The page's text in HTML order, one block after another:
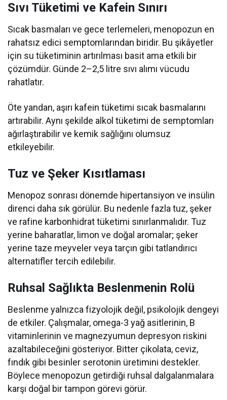
Sıvı Tüketimi ve Kafein Sınırı
Sıcak basmaları ve gece terlemeleri, menopozun en
rahatsız edici semptomlarından biridir. Bu şikâyetler
için su tüketiminin artırılması basit ama etkili bir
çözümdür. Günde 2–2,5 litre sıvı alımı vücudu
rahatlatır.
Öte yandan, aşırı kafein tüketimi sıcak basmalarını
artırabilir. Aynı şekilde alkol tüketimi de semptomları
ağırlaştırabilir ve kemik sağlığını olumsuz
etkileyebilir.
Tuz ve Şeker Kısıtlaması
Menopoz sonrası dönemde hipertansiyon ve insülin
direnci daha sık görülür. Bu nedenle fazla tuz, şeker
ve rafine karbonhidrat tüketimi sınırlanmalıdır. Tuz
yerine baharatlar, limon ve doğal aromalar; şeker
yerine taze meyveler veya tarçın gibi tatlandırıcı
alternatifler tercih edilebilir.
Ruhsal Sağlıkta Beslenmenin Rolü
Beslenme yalnızca fizyolojik değil, psikolojik dengeyi
de etkiler. Çalışmalar, omega-3 yağ asitlerinin, B
vitaminlerinin ve magnezyumun depresyon riskini
azaltabileceğini gösteriyor. Bitter çikolata, ceviz,
fındık gibi besinler serotonin üretimini destekler.
Böylece menopozun getirdiği ruhsal dalgalanmalara
karşı doğal bir tampon görevi görür.